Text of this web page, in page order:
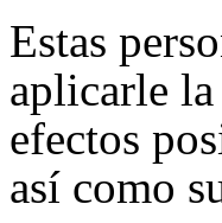
Estas
aplicarle
efectos
así como